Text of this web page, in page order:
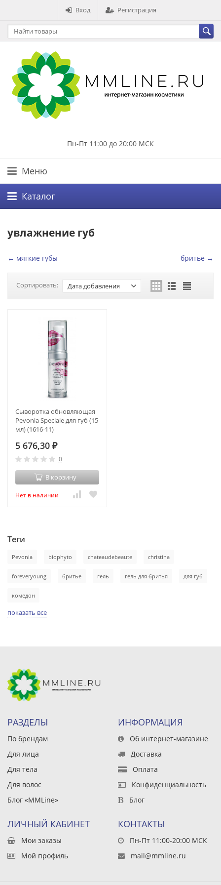
Вход Регистрация
Пн-Пт 11:00 до 20:00 МСК
Меню
Каталог
увлажнение губ
бритье →
← мягкие губы
Сортировать: Дата добавления
Сыворотка обновляющая
Pevonia Speciale для губ (15
мл) (1616-11)
5 676,30 ₽
0
В корзину
Нет в наличии
Теги
Pevonia biophyto chateaudebeaute christina
foreveryoung бритье гель гель для бритья для губ
комедон
показать все
РАЗДЕЛЫ
По брендам
Для лица
Для тела
Для волос
Блог «MMLine»
ИНФОРМАЦИЯ
Об интернет-магазине
Доставка
Оплата
Конфиденциальность
Блог
ЛИЧНЫЙ КАБИНЕТ
Мои заказы
Мой профиль
КОНТАКТЫ
Пн-Пт 11:00-20:00 МСК
mail@mmline.ru